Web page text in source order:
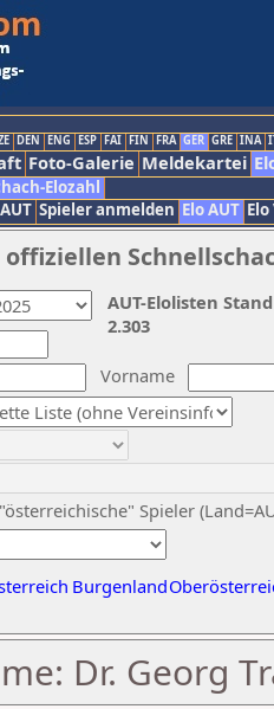
DEN ENG ESP FAI FIN FRA GER GRE INA
Foto-Galerie Meldekartei
Elozahl
Spieler anmelden Elo AUT
Vorname
Spieler
Burgenland
AUT-Elolisten
2.303
Dr. Georg